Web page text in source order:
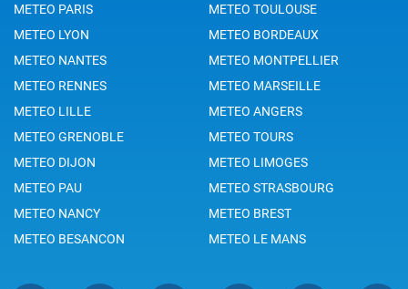
METEO PARIS
METEO TOULOUSE
METEO LYON
METEO BORDEAUX
METEO NANTES
METEO MONTPELLIER
METEO RENNES
METEO MARSEILLE
METEO LILLE
METEO ANGERS
METEO GRENOBLE
METEO TOURS
METEO DIJON
METEO LIMOGES
METEO PAU
METEO STRASBOURG
METEO NANCY
METEO BREST
METEO BESANCON
METEO LE MANS